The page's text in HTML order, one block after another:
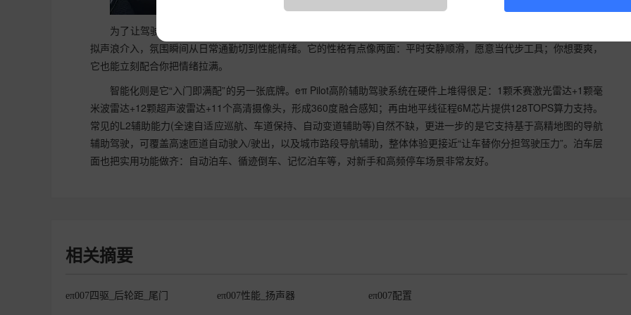
为了让驾驶乐趣更容易被“点燃”，它还设计了方向盘S键一键开启“战斗模式”：仪表运动界面切换、尾翼升起、模
拟声浪介入，氛围瞬间从日常通勤切到性能情绪。它的性格有点像两面：平时安静顺滑，愿意当代步工具；你想要爽，
它也能立刻配合你把情绪拉满。
智能化则是它“入门即满配”的另一张底牌。eπ Pilot高阶辅助驾驶系统在硬件上堆得很足：1颗禾赛激光雷达+1颗毫
米波雷达+12颗超声波雷达+11个高清摄像头，形成360度融合感知；再由地平线征程6M芯片提供128TOPS算力支持。
常见的L2辅助能力(全速自适应巡航、车道保持、自动变道辅助等)自然不缺，更进一步的是它支持基于高精地图的导航
辅助驾驶，可覆盖高速匝道自动驶入/驶出，以及城市路段导航辅助，整体体验更接近“让车替你分担驾驶压力”。泊车层
面也把实用功能做齐：自动泊车、循迹倒车、记忆泊车等，对新手和高频停车场景非常友好。
相关摘要
eπ007四驱_后轮距_尾门 eπ007性能_扬声器 eπ007配置